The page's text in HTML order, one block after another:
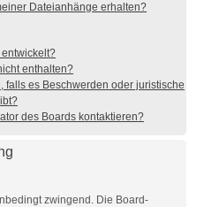
Dateianhänge erhalten?
enthalten?
falls es Beschwerden oder juristische
des Boards kontaktieren?
zwingend. Die Board-